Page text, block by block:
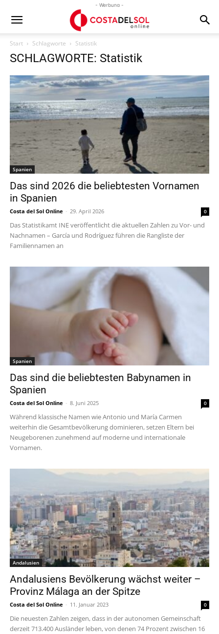
- Werbung -
Start Schlagworte Statistik
SCHLAGWORTE: Statistik
Spanien
Das sind 2026 die beliebtesten Vornamen
in Spanien
Costa del Sol Online - 29. April 2026 0
Das Statistikamt INE veröffentlicht die aktuellen Zahlen zu Vor- und
Nachnamen – García und Rodríguez führen die Rangliste der
Familiennamen an
Spanien
Das sind die beliebtesten Babynamen in
Spanien
Costa del Sol Online - 8. Juni 2025 0
Während klassische Namen wie Antonio und María Carmen
weiterhin die Gesamtbevölkerung dominieren, setzen Eltern bei
Neugeborenen zunehmend auf moderne und internationale
Vornamen.
Andalusien
Andalusiens Bevölkerung wächst weiter –
Provinz Málaga an der Spitze
Costa del Sol Online - 11. Januar 2023 0
Die neuesten Zahlen zeigen, dass in der autonomen Gemeinschaft
derzeit 713.400 Ausländer leben, von denen 74 Prozent zwischen 16